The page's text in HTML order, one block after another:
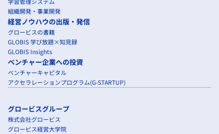
組織開発・事業開発
経営ノウハウの出版・発信
グロービスの書籍
GLOBIS 学び放題×知見録
GLOBIS Insights
ベンチャー企業への投資
ベンチャーキャピタル
アクセラレーションプログラム(G-STARTUP)
グロービスグループ
株式会社グロービス
グロービス経営大学院